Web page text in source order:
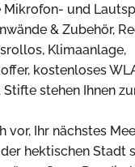
und
& Zubehör,
Klimaanlage,
kostenloses
stehen Ihnen
vor, Ihr nächstes
hektischen Stadt